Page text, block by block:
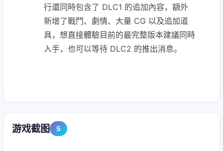
行還同時包含了 DLC1 的追加內容，額外
新增了戰鬥、劇情、大量 CG 以及追加道
具，想直接體驗目前的最完整版本建議同時
入手，也可以等待 DLC2 的推出消息。
游戏截图 5